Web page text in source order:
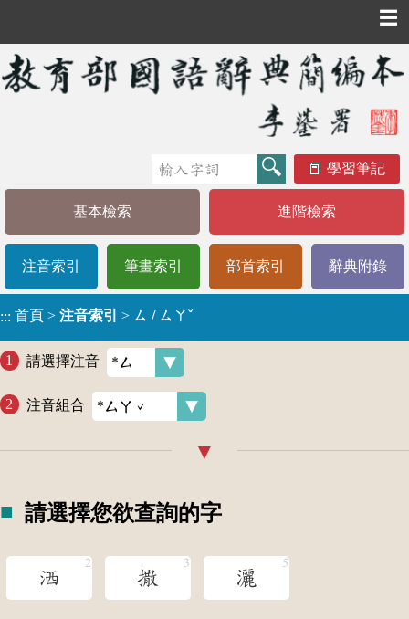
☰
學習筆記
基本檢索 進階檢索
注音索引 筆畫索引 部首索引 辭典附錄
::: 首頁 > 注音索引 > ㄙ / ㄙㄚˇ
請選擇注音
注音組合
請選擇您欲查詢的字
洒 撒 灑